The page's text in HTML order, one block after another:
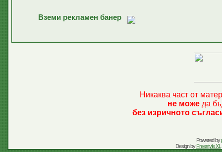
Вземи рекламен банер
Никаква част от
не може да
без изричното
Powered by
Design byFreestyle XL